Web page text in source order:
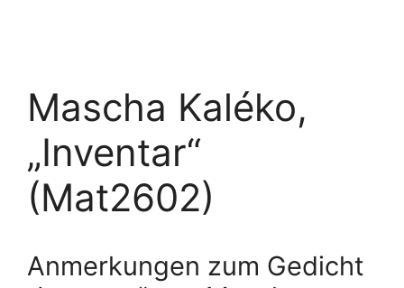
Mascha Kaléko,
„Inventar“
(Mat2602)
Anmerkungen zum Gedicht